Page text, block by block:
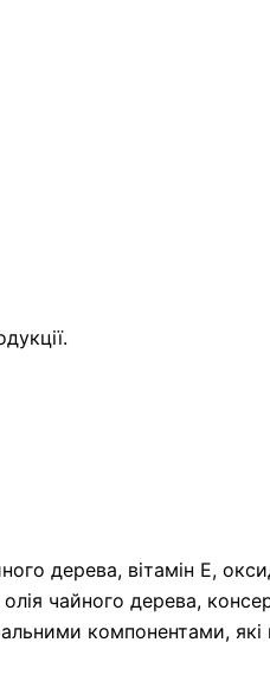
дерева, вітамін Е,
чайного дерева,
компонентами, які